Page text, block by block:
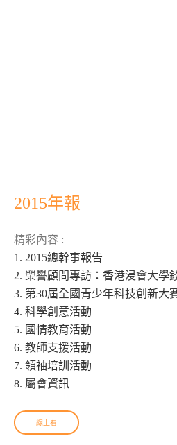
2015年報
精彩內容 :
1. 2015總幹事報告
2. 榮譽顧問專訪：香港浸會大學
3. 第30屆全國青少年科技創新大
4. 科學創意活動
5. 國情教育活動
6. 教師支援活動
7. 領袖培訓活動
8. 屬會資訊
線上看